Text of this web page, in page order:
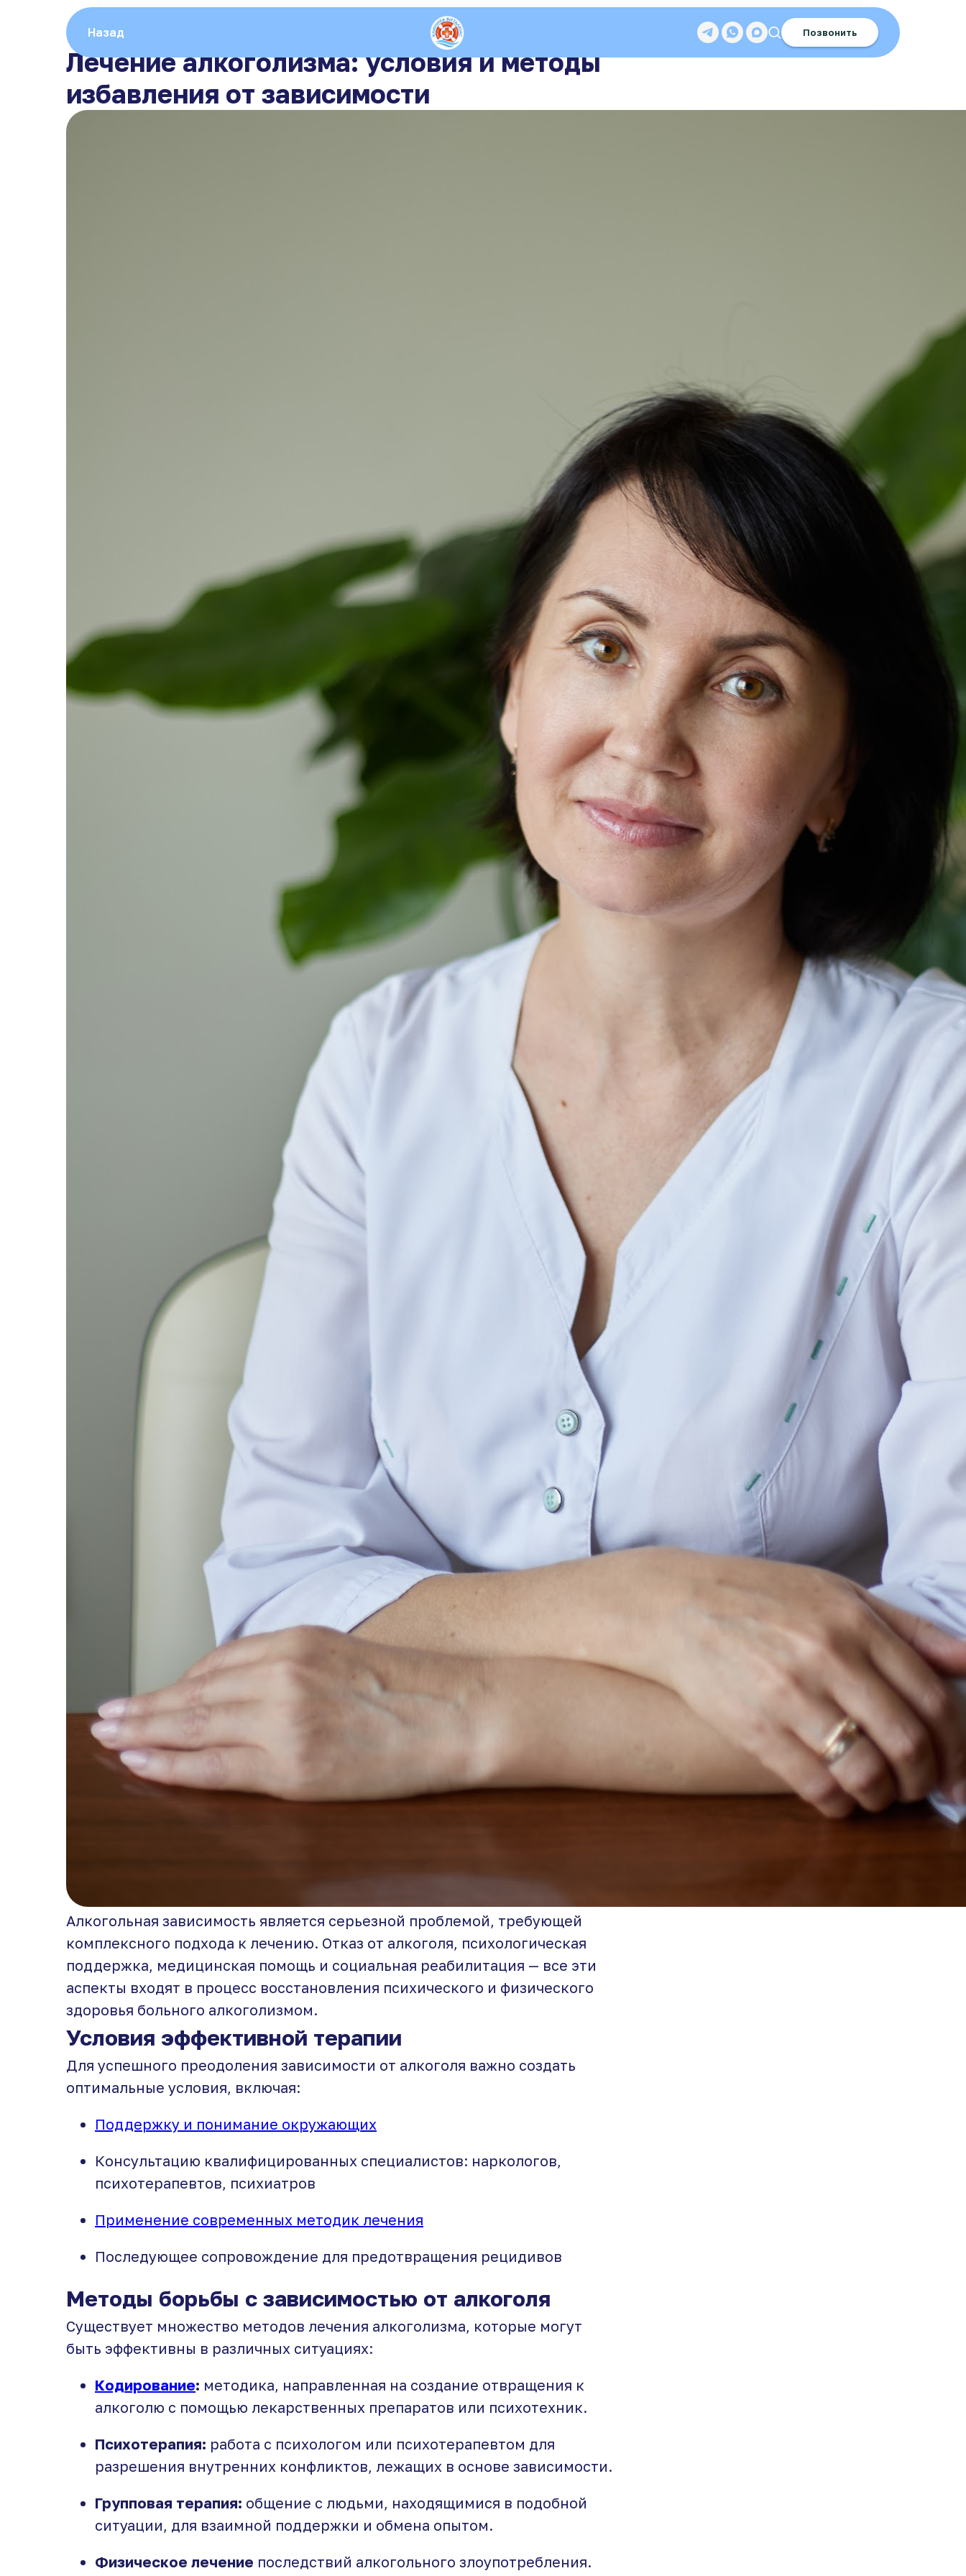
Назад Позвонить
Лечение алкоголизма: условия и методы
избавления от зависимости
Алкогольная зависимость является серьезной проблемой, требующей
комплексного подхода к лечению. Отказ от алкоголя, психологическая
поддержка, медицинская помощь и социальная реабилитация — все эти
аспекты входят в процесс восстановления психического и физического
здоровья больного алкоголизмом.
Условия эффективной терапии
Для успешного преодоления зависимости от алкоголя важно создать
оптимальные условия, включая:
Поддержку и понимание окружающих
Консультацию квалифицированных специалистов: наркологов,
психотерапевтов, психиатров
Применение современных методик лечения
Последующее сопровождение для предотвращения рецидивов
Методы борьбы с зависимостью от алкоголя
Существует множество методов лечения алкоголизма, которые могут
быть эффективны в различных ситуациях:
Кодирование: методика, направленная на создание отвращения к
алкоголю с помощью лекарственных препаратов или психотехник.
Психотерапия: работа с психологом или психотерапевтом для
разрешения внутренних конфликтов, лежащих в основе зависимости.
Групповая терапия: общение с людьми, находящимися в подобной
ситуации, для взаимной поддержки и обмена опытом.
Физическое лечение последствий алкогольного злоупотребления.